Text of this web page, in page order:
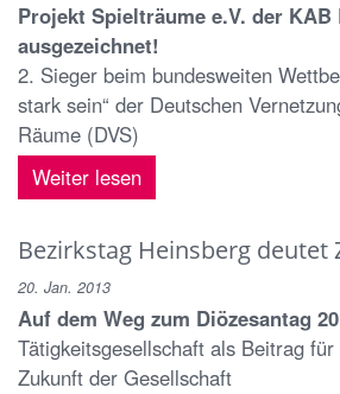
Projekt Spielträume e.V. der KAB
ausgezeichnet!
2. Sieger beim bundesweiten
stark sein“ der Deutschen
Räume (DVS)
Weiter lesen
Bezirkstag Heinsberg deutet
20. Jan. 2013
Auf dem Weg zum Diözesantag
Tätigkeitsgesellschaft als Beitrag
Zukunft der Gesellschaft